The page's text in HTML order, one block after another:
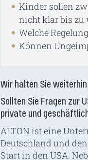
Kinder sollen
nicht klar bis zu
Welche
Können
Wir halten Sie
Sollten Sie Fragen zur
private und
ALTON ist eine
Deutschland und
Start in den USA.